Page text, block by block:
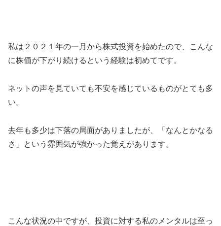
私は２０２１年の一月から株式投資を始めたので、こんな
に株価が下がり続けるという経験は初めてです。
ネットの声を見ていても不安を感じているものがとても多
い。
去年も多少は下落の局面がありましたが、「なんとかなる
さ」という雰囲気が強かった覚えがあります。
こんな状況の中ですが、投資に対する私のメンタルは至っ